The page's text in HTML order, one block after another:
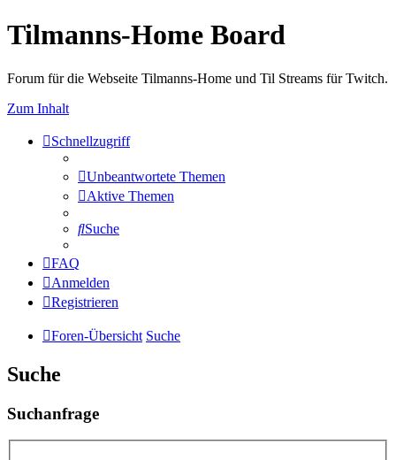
Tilmanns-Home Board
Forum für die Webseite Tilmanns-Home und Til Streams für Twitch.
Zum Inhalt
Schnellzugriff
Unbeantwortete Themen
Aktive Themen
Suche
FAQ
Anmelden
Registrieren
Foren-Übersicht Suche
Suche
Suchanfrage